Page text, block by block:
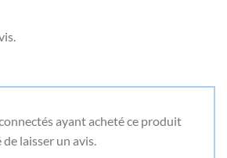
ayant acheté ce produit
laisser un avis.